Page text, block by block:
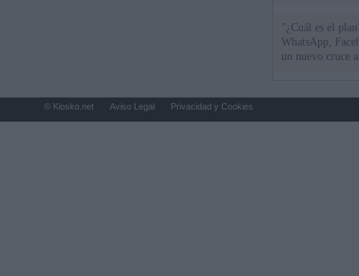
"¿Cuál es el
WhatsApp,
un nuevo cruce
© Kiosko.net Aviso Legal Privacidad y Cookies